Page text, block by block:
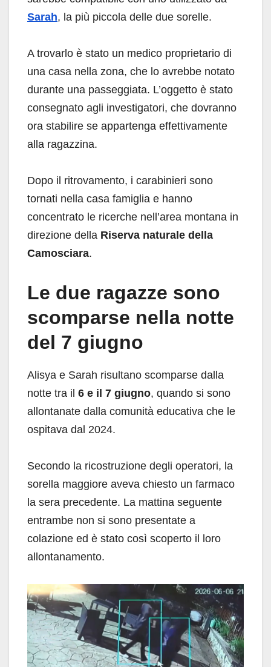
Sarah, la più piccola delle due sorelle.
A trovarlo è stato un medico proprietario di
una casa nella zona, che lo avrebbe notato
durante una passeggiata. L’oggetto è stato
consegnato agli investigatori, che dovranno
ora stabilire se appartenga effettivamente
alla ragazzina.
Dopo il ritrovamento, i carabinieri sono
tornati nella casa famiglia e hanno
concentrato le ricerche nell’area montana in
direzione della Riserva naturale della
Camosciara.
Le due ragazze sono
scomparse nella notte
del 7 giugno
Alisya e Sarah risultano scomparse dalla
notte tra il 6 e il 7 giugno, quando si sono
allontanate dalla comunità educativa che le
ospitava dal 2024.
Secondo la ricostruzione degli operatori, la
sorella maggiore aveva chiesto un farmaco
la sera precedente. La mattina seguente
entrambe non si sono presentate a
colazione ed è stato così scoperto il loro
allontanamento.